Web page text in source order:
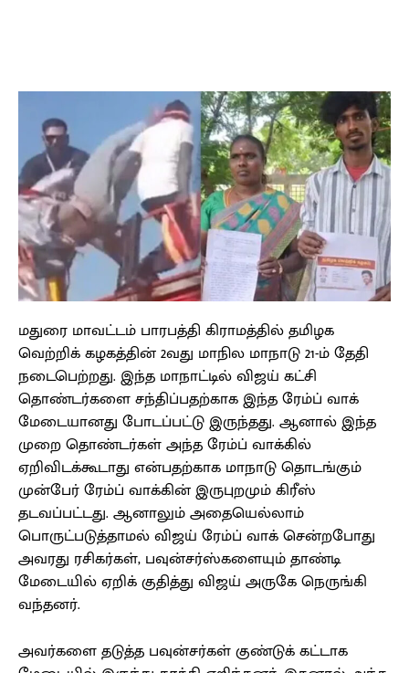
மதுரை மாவட்டம் பாரபத்தி கிராமத்தில் தமிழக
வெற்றிக் கழகத்தின் 2வது மாநில மாநாடு 21-ம் தேதி
நடைபெற்றது. இந்த மாநாட்டில் விஜய் கட்சி
தொண்டர்களை சந்திப்பதற்காக இந்த ரேம்ப் வாக்
மேடையானது போடப்பட்டு இருந்தது. ஆனால் இந்த
முறை தொண்டர்கள் அந்த ரேம்ப் வாக்கில்
ஏறிவிடக்கூடாது என்பதற்காக மாநாடு தொடங்கும்
முன்பேர் ரேம்ப் வாக்கின் இருபுறமும் கிரீஸ்
தடவப்பட்டது. ஆனாலும் அதையெல்லாம்
பொருட்படுத்தாமல் விஜய் ரேம்ப் வாக் சென்றபோது
அவரது ரசிகர்கள், பவுன்சர்ஸ்களையும் தாண்டி
மேடையில் ஏறிக் குதித்து விஜய் அருகே நெருங்கி
வந்தனர்.
அவர்களை தடுத்த பவுன்சர்கள் குண்டுக் கட்டாக